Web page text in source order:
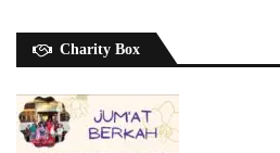
Charity Box